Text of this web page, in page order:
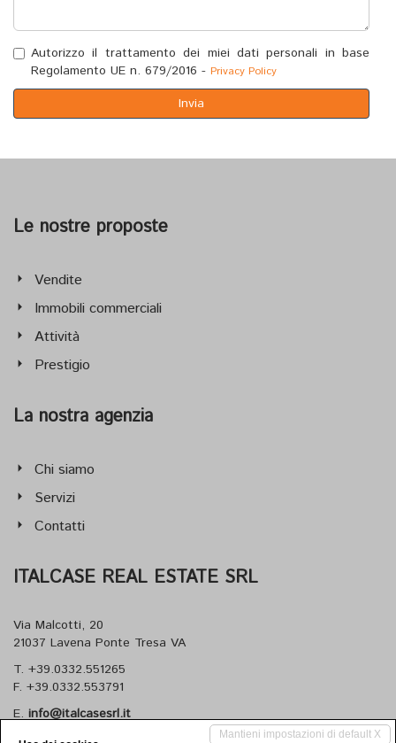
Autorizzo il trattamento dei miei dati personali in base
Regolamento UE n. 679/2016 - Privacy Policy
Invia
Le nostre proposte
Vendite
Immobili commerciali
Attività
Prestigio
La nostra agenzia
Chi siamo
Servizi
Contatti
ITALCASE REAL ESTATE SRL
Via Malcotti, 20
21037 Lavena Ponte Tresa VA
T. +39.0332.551265
F. +39.0332.553791
E. info@italcasesrl.it
Mantieni impostazioni di default X